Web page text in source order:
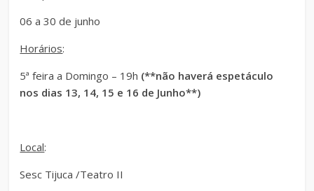
06 a 30 de junho
Horários:
5ª feira a Domingo – 19h (**não haverá espetáculo
nos dias 13, 14, 15 e 16 de Junho**)
Local:
Sesc Tijuca /Teatro II